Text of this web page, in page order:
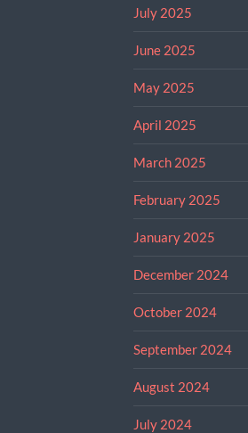
July 2025
June 2025
May 2025
April 2025
March 2025
February 2025
January 2025
December 2024
October 2024
September 2024
August 2024
July 2024